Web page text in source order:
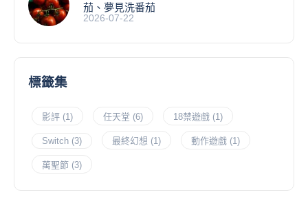
茄、夢見洗番茄
2026-07-22
標籤集
影評 (1) 任天堂 (6) 18禁遊戲 (1)
Switch (3) 最終幻想 (1) 動作遊戲 (1)
萬聖節 (3)